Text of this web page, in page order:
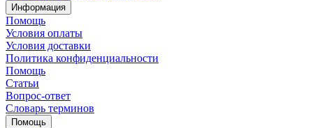
Информация
Помощь
Условия оплаты
Условия доставки
Политика конфиденциальности
Помощь
Статьи
Вопрос-ответ
Словарь терминов
Помощь